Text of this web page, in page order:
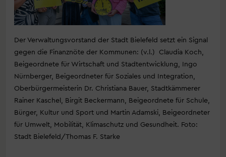
Der Verwaltungsvorstand der Stadt Bielefeld setzt ein Signal
gegen die Finanznöte der Kommunen: (v.l.) Claudia Koch,
Beigeordnete für Wirtschaft und Stadtentwicklung, Ingo
Nürnberger, Beigeordneter für Soziales und Integration,
Oberbürgermeisterin Dr. Christiana Bauer, Stadtkämmerer
Rainer Kaschel, Birgit Beckermann, Beigeordnete für Schule,
Bürger, Kultur und Sport und Martin Adamski, Beigeordneter
für Umwelt, Mobilität, Klimaschutz und Gesundheit. Foto:
Stadt Bielefeld/Thomas F. Starke